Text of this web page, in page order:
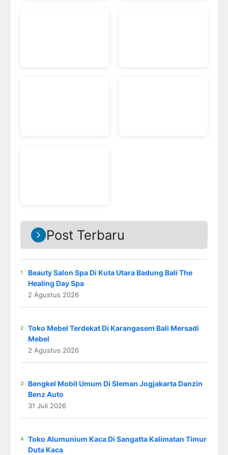
Post Terbaru
Beauty Salon Spa Di Kuta Utara Badung Bali The
Healing Day Spa
2 Agustus 2026
Toko Mebel Terdekat Di Karangasem Bali Mersadi
Mebel
2 Agustus 2026
Bengkel Mobil Umum Di Sleman Jogjakarta Danzin
Benz Auto
31 Juli 2026
Toko Alumunium Kaca Di Sangatta Kalimatan Timur
Duta Kaca